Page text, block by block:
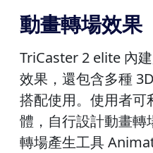
動畫轉場效果
TriCaster 2 elite 內
效果，還包含多種
搭配使用。使用者可
體，自行設計動畫轉
轉場產生工具